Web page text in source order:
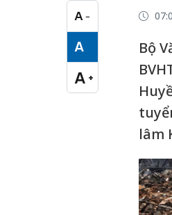
A −
Cỡ chữ nhỏ
A
Cỡ chữ vừa
A +
Cỡ chữ lớn
Bộ
lâm